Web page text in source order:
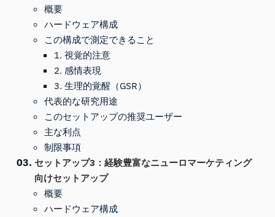
概要
ハードウェア構成
この構成で測定できること
1. 視覚的注意
2. 感情表現
3. 生理的覚醒（GSR）
代表的な研究用途
このセットアップの推奨ユーザー
主な利点
制限事項
セットアップ3：経験豊富なニューロマーケティング
向けセットアップ
概要
ハードウェア構成